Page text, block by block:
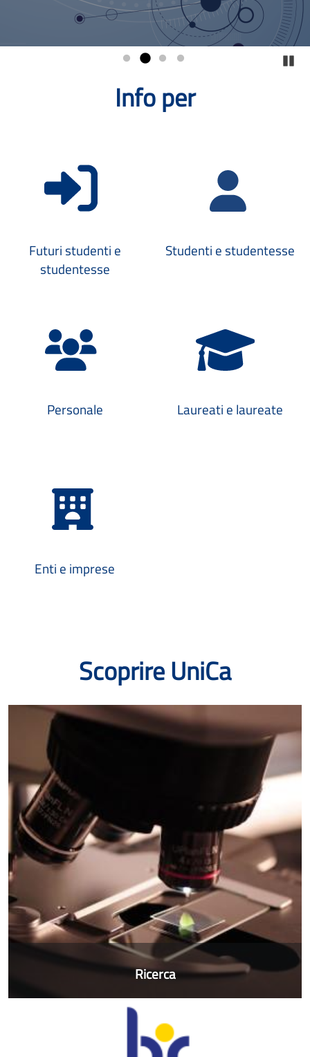
Info per
Futuri studenti e
studentesse
Studenti e studentesse
Personale Laureati e laureate
Enti e imprese
Scoprire UniCa
Ricerca